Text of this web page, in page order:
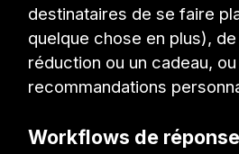
destinataires de se faire
quelque chose en plus),
réduction ou un cadeau,
recommandations
Workflows de